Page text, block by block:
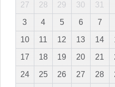
27 28 29 30 31
3 4 5 6 7
10 11 12 13 14
17 18 19 20 21
24 25 26 27 28